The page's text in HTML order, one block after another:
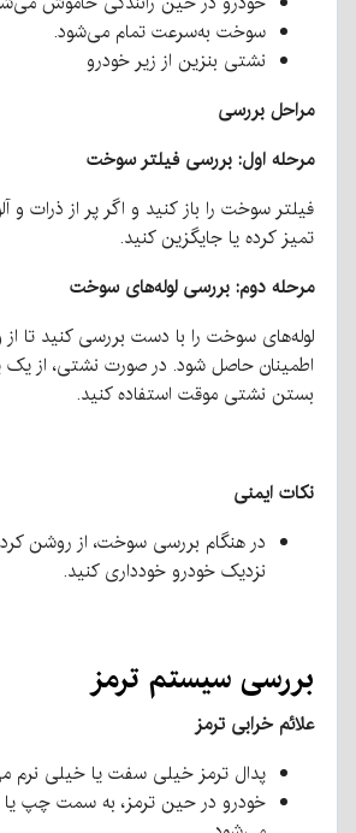
سوخت به‌سرعت تمام می‌شود.
نشتی بنزین از زیر خودرو
مراحل بررسی
مرحله اول: بررسی فیلتر سوخت
فیلتر سوخت را باز کنید و اگر پر از ذرات و
تمیز کرده یا جایگزین کنید.
مرحله دوم: بررسی لوله‌های سوخت
لوله‌های سوخت را با دست بررسی کنید تا
اطمینان حاصل شود. در صورت نشتی، از
بستن نشتی موقت استفاده کنید.
نکات ایمنی
در هنگام بررسی سوخت، از روشن
نزدیک خودرو خودداری کنید.
بررسی سیستم ترمز
علائم خرابی ترمز
پدال ترمز خیلی سفت یا خیلی نرم
خودرو در حین ترمز، به سمت چپ